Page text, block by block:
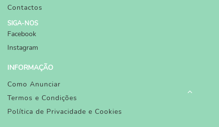
Contactos
SIGA-NOS
Facebook
Instagram
INFORMAÇÃO
Como Anunciar
Termos e Condições
Política de Privacidade e Cookies